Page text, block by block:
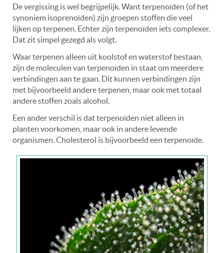
De vergissing is wel begrijpelijk. Want terpenoïden (of het
synoniem isoprenoïden) zijn groepen stoffen die veel
lijken op terpenen. Echter zijn terpenoïden iets complexer.
Dat zit simpel gezegd als volgt.
Waar terpenen alleen uit koolstof en waterstof bestaan,
zijn de moleculen van terpenoïden in staat om meerdere
verbindingen aan te gaan. Dit kunnen verbindingen zijn
met bijvoorbeeld andere terpenen, maar ook met totaal
andere stoffen zoals alcohol.
Een ander verschil is dat terpenoïden niet alleen in
planten voorkomen, maar ook in andere levende
organismen. Cholesterol is bijvoorbeeld een terpenoïde.